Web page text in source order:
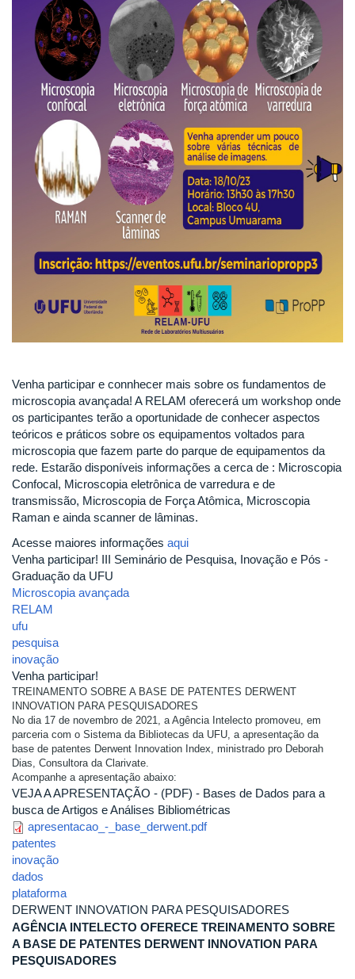
Venha participar e connhecer mais sobre os fundamentos de
microscopia avançada! A RELAM oferecerá um workshop onde
os participantes terão a oportunidade de conhecer aspectos
teóricos e práticos sobre os equipamentos voltados para
microscopia que fazem parte do parque de equipamentos da
rede. Estarão disponíveis informações a cerca de : Microscopia
Confocal, Microscopia eletrônica de varredura e de
transmissão, Microscopia de Força Atômica, Microscopia
Raman e ainda scanner de lâminas.
Acesse maiores informações aqui
Venha participar! III Seminário de Pesquisa, Inovação e Pós -
Graduação da UFU
Microscopia avançada
RELAM
ufu
pesquisa
inovação
Venha participar!
TREINAMENTO SOBRE A BASE DE PATENTES DERWENT
INNOVATION PARA PESQUISADORES
No dia 17 de novembro de 2021, a Agência Intelecto promoveu, em
parceria com o Sistema da Bibliotecas da UFU, a apresentação da
base de patentes Derwent Innovation Index, ministrado pro Deborah
Dias, Consultora da Clarivate.
Acompanhe a apresentação abaixo:
VEJA A APRESENTAÇÃO - (PDF) - Bases de Dados para a
busca de Artigos e Análises Bibliométricas
apresentacao_-_base_derwent.pdf
patentes
inovação
dados
plataforma
DERWENT INNOVATION PARA PESQUISADORES
AGÊNCIA INTELECTO OFERECE TREINAMENTO SOBRE
A BASE DE PATENTES DERWENT INNOVATION PARA
PESQUISADORES